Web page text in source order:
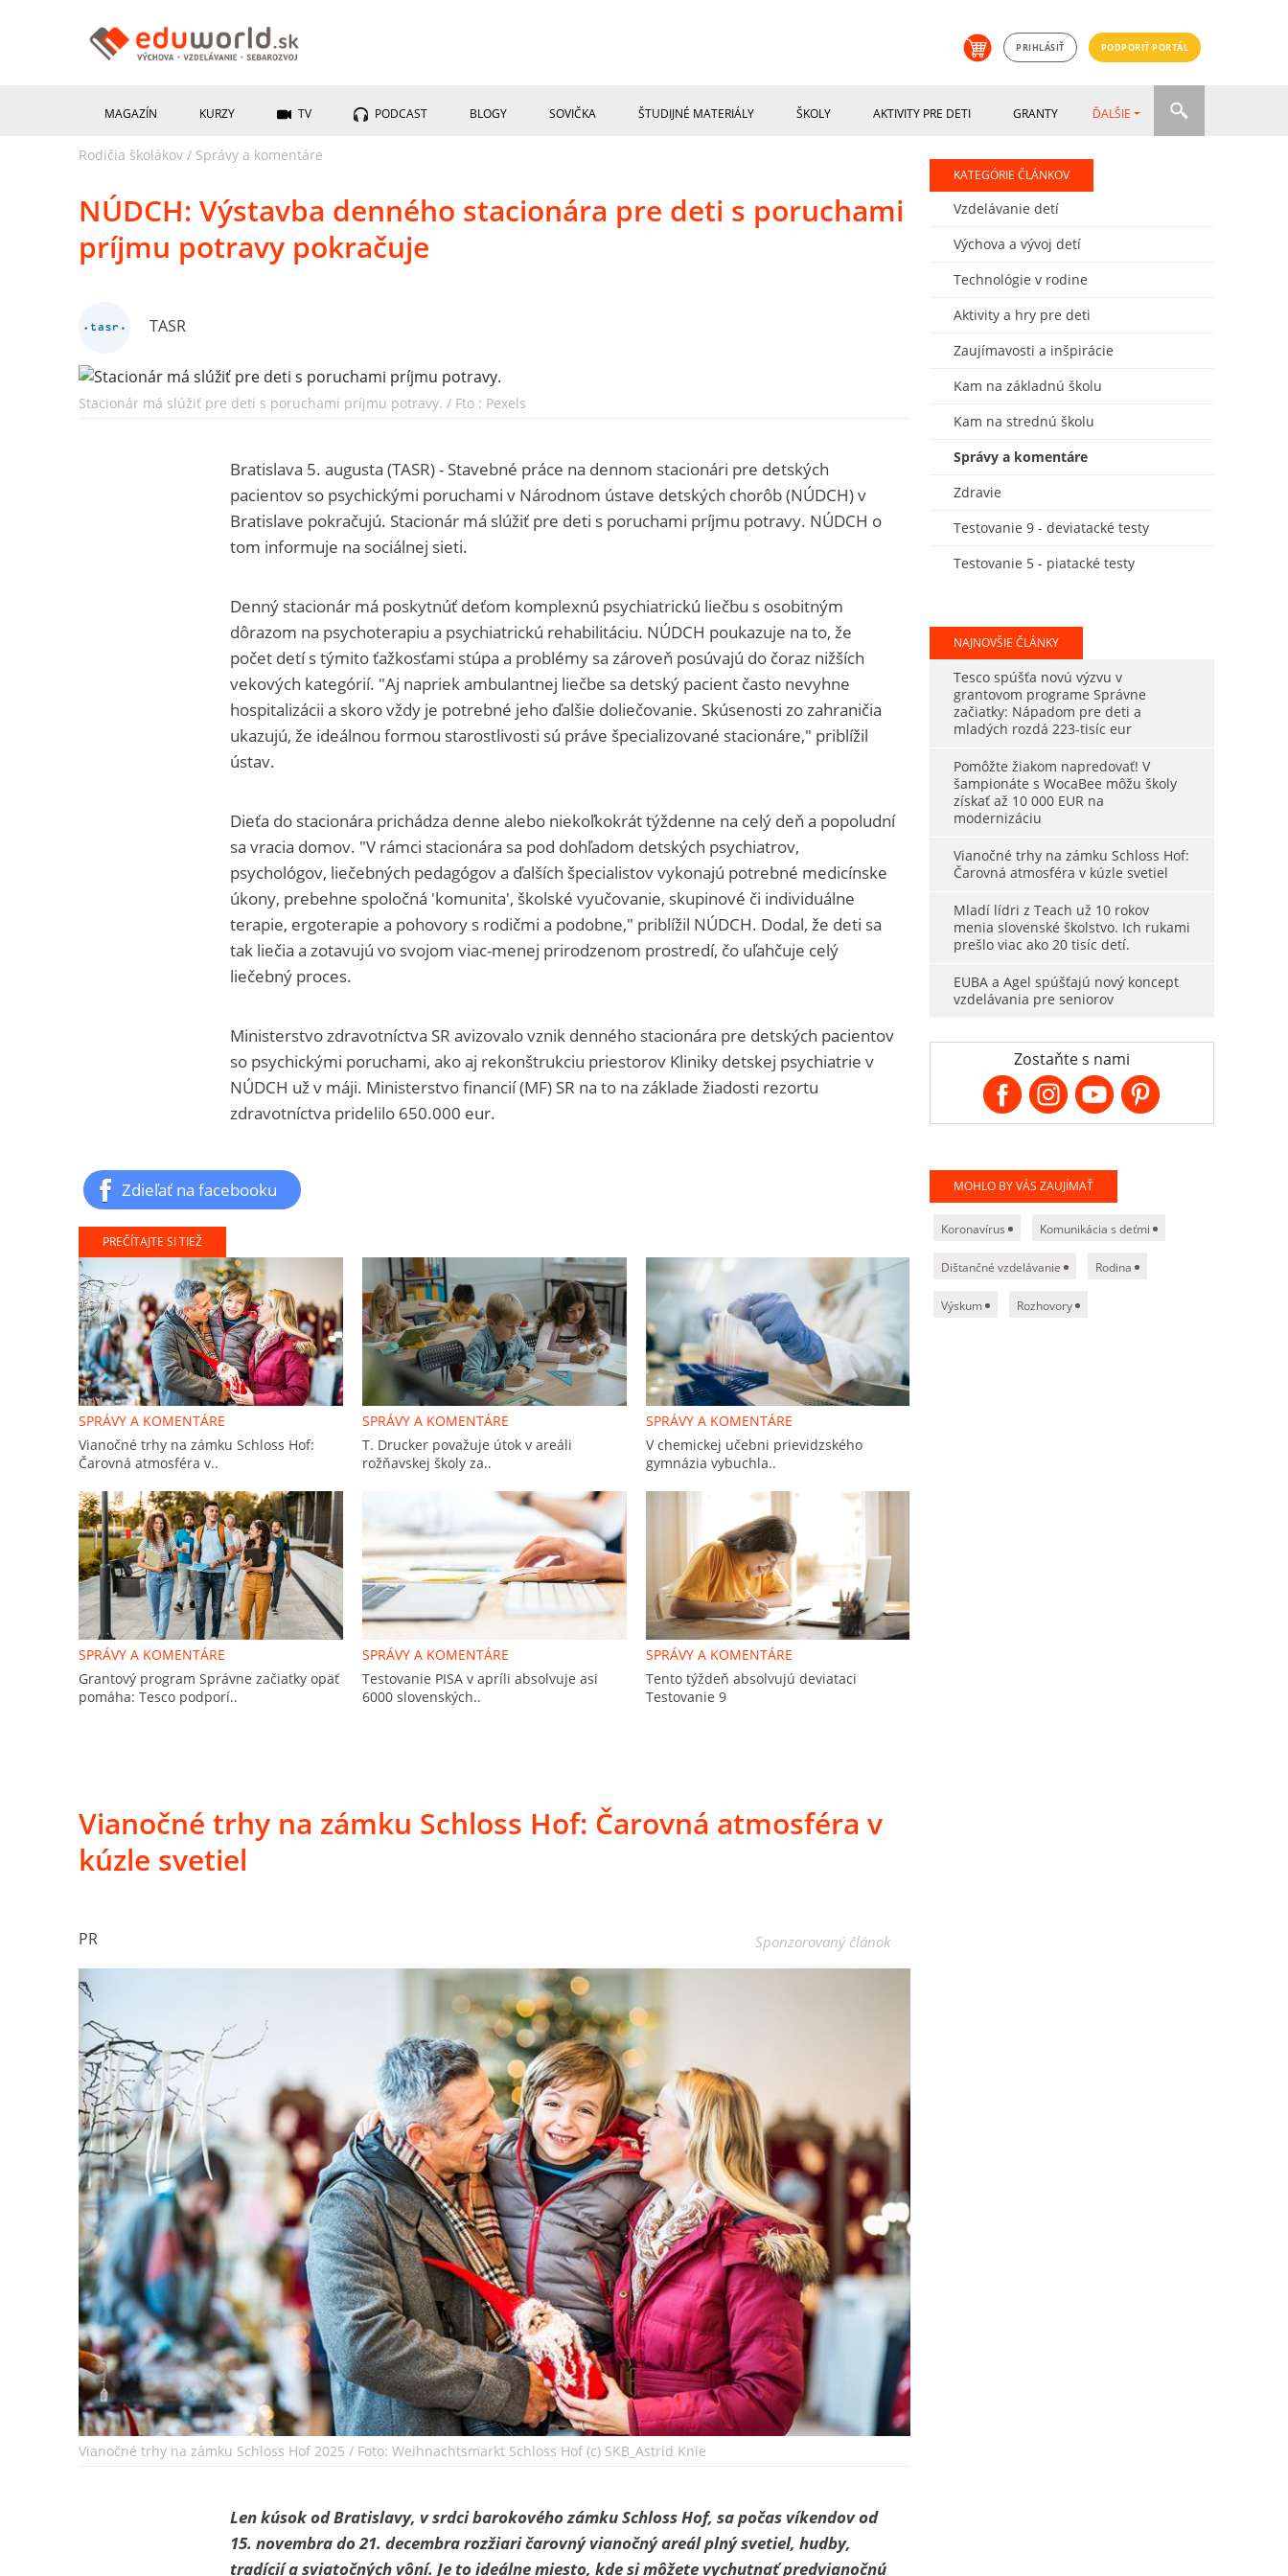
PRIHLÁSIŤ PODPORIŤ PORTÁL
MAGAZÍN KURZY TV PODCAST BLOGY SOVIČKA ŠTUDIJNÉ MATERIÁLY ŠKOLY AKTIVITY PRE DETI GRANTY ĎALŠIE
Rodičia školákov / Správy a komentáre
NÚDCH: Výstavba denného stacionára pre deti s poruchami
príjmu potravy pokračuje
TASR
Stacionár má slúžiť pre deti s poruchami príjmu potravy. / Fto : Pexels
Bratislava 5. augusta (TASR) - Stavebné práce na dennom stacionári pre detských
pacientov so psychickými poruchami v Národnom ústave detských chorôb (NÚDCH) v
Bratislave pokračujú. Stacionár má slúžiť pre deti s poruchami príjmu potravy. NÚDCH o
tom informuje na sociálnej sieti.
Denný stacionár má poskytnúť deťom komplexnú psychiatrickú liečbu s osobitným
dôrazom na psychoterapiu a psychiatrickú rehabilitáciu. NÚDCH poukazuje na to, že
počet detí s týmito ťažkosťami stúpa a problémy sa zároveň posúvajú do čoraz nižších
vekových kategórií. "Aj napriek ambulantnej liečbe sa detský pacient často nevyhne
hospitalizácii a skoro vždy je potrebné jeho ďalšie doliečovanie. Skúsenosti zo zahraničia
ukazujú, že ideálnou formou starostlivosti sú práve špecializované stacionáre," priblížil
ústav.
Dieťa do stacionára prichádza denne alebo niekoľkokrát týždenne na celý deň a popoludní
sa vracia domov. "V rámci stacionára sa pod dohľadom detských psychiatrov,
psychológov, liečebných pedagógov a ďalších špecialistov vykonajú potrebné medicínske
úkony, prebehne spoločná 'komunita', školské vyučovanie, skupinové či individuálne
terapie, ergoterapie a pohovory s rodičmi a podobne," priblížil NÚDCH. Dodal, že deti sa
tak liečia a zotavujú vo svojom viac-menej prirodzenom prostredí, čo uľahčuje celý
liečebný proces.
Ministerstvo zdravotníctva SR avizovalo vznik denného stacionára pre detských pacientov
so psychickými poruchami, ako aj rekonštrukciu priestorov Kliniky detskej psychiatrie v
NÚDCH už v máji. Ministerstvo financií (MF) SR na to na základe žiadosti rezortu
zdravotníctva pridelilo 650.000 eur.
Zdieľať na facebooku
PREČÍTAJTE SI TIEŽ
SPRÁVY A KOMENTÁRE
Vianočné trhy na zámku Schloss Hof:
Čarovná atmosféra v..
SPRÁVY A KOMENTÁRE
T. Drucker považuje útok v areáli
rožňavskej školy za..
SPRÁVY A KOMENTÁRE
V chemickej učebni prievidzského
gymnázia vybuchla..
SPRÁVY A KOMENTÁRE
Grantový program Správne začiatky opäť
pomáha: Tesco podporí..
SPRÁVY A KOMENTÁRE
Testovanie PISA v apríli absolvuje asi
6000 slovenských..
SPRÁVY A KOMENTÁRE
Tento týždeň absolvujú deviataci
Testovanie 9
Vianočné trhy na zámku Schloss Hof: Čarovná atmosféra v
kúzle svetiel
PR Sponzorovaný článok
Vianočné trhy na zámku Schloss Hof 2025 / Foto: Weihnachtsmarkt Schloss Hof (c) SKB_Astrid Knie
Len kúsok od Bratislavy, v srdci barokového zámku Schloss Hof, sa počas víkendov od
15. novembra do 21. decembra rozžiari čarovný vianočný areál plný svetiel, hudby,
tradícií a sviatočných vôní. Je to ideálne miesto, kde si môžete vychutnať predvianočnú
KATEGÓRIE ČLÁNKOV
Vzdelávanie detí
Výchova a vývoj detí
Technológie v rodine
Aktivity a hry pre deti
Zaujímavosti a inšpirácie
Kam na základnú školu
Kam na strednú školu
Správy a komentáre
Zdravie
Testovanie 9 - deviatacké testy
Testovanie 5 - piatacké testy
NAJNOVŠIE ČLÁNKY
Tesco spúšťa novú výzvu v
grantovom programe Správne
začiatky: Nápadom pre deti a
mladých rozdá 223-tisíc eur
Pomôžte žiakom napredovať! V
šampionáte s WocaBee môžu školy
získať až 10 000 EUR na
modernizáciu
Vianočné trhy na zámku Schloss Hof:
Čarovná atmosféra v kúzle svetiel
Mladí lídri z Teach už 10 rokov
menia slovenské školstvo. Ich rukami
prešlo viac ako 20 tisíc detí.
EUBA a Agel spúšťajú nový koncept
vzdelávania pre seniorov
Zostaňte s nami
MOHLO BY VÁS ZAUJÍMAŤ
Koronavírus Komunikácia s deťmi
Dištančné vzdelávanie Rodina
Výskum Rozhovory